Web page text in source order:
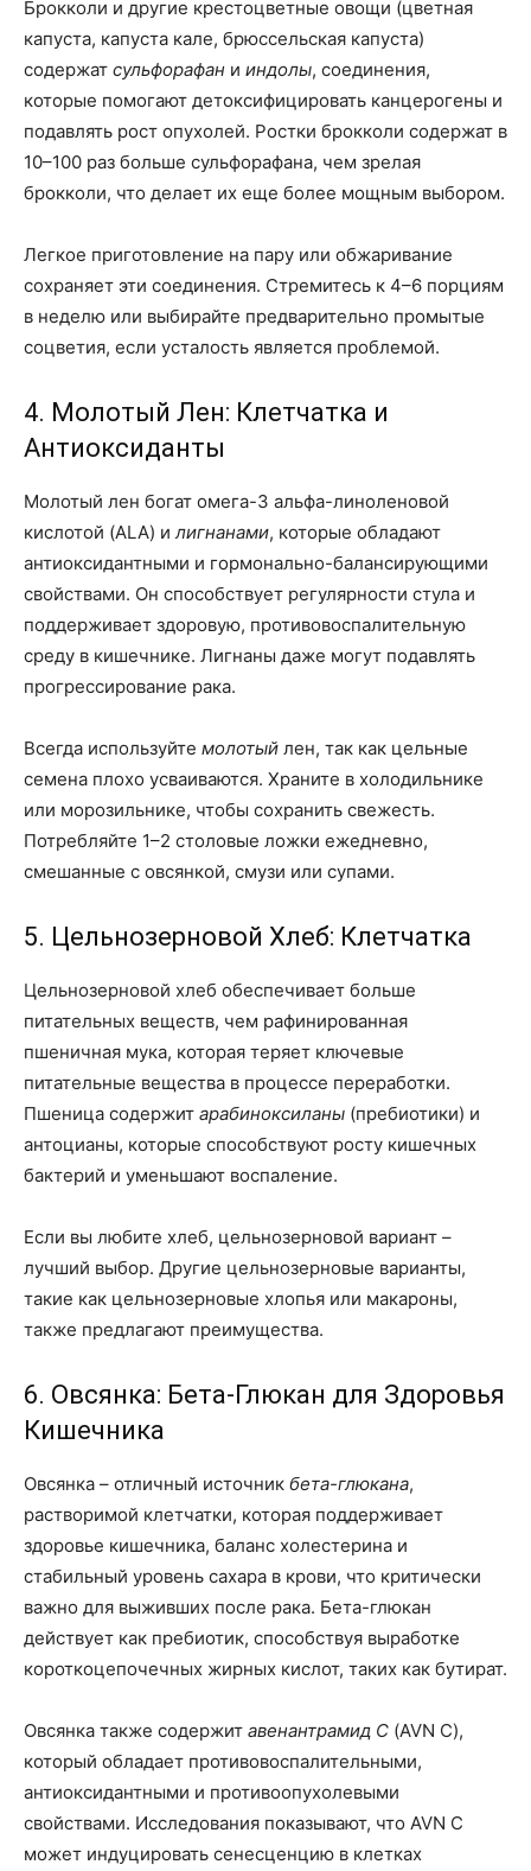
Брокколи и другие крестоцветные овощи (цветная
капуста, капуста кале, брюссельская капуста)
содержат сульфорафан и индолы, соединения,
которые помогают детоксифицировать канцерогены и
подавлять рост опухолей. Ростки брокколи содержат в
10–100 раз больше сульфорафана, чем зрелая
брокколи, что делает их еще более мощным выбором.
Легкое приготовление на пару или обжаривание
сохраняет эти соединения. Стремитесь к 4–6 порциям
в неделю или выбирайте предварительно промытые
соцветия, если усталость является проблемой.
4. Молотый Лен: Клетчатка и
Антиоксиданты
Молотый лен богат омега-3 альфа-линоленовой
кислотой (ALA) и лигнанами, которые обладают
антиоксидантными и гормонально-балансирующими
свойствами. Он способствует регулярности стула и
поддерживает здоровую, противовоспалительную
среду в кишечнике. Лигнаны даже могут подавлять
прогрессирование рака.
Всегда используйте молотый лен, так как цельные
семена плохо усваиваются. Храните в холодильнике
или морозильнике, чтобы сохранить свежесть.
Потребляйте 1–2 столовые ложки ежедневно,
смешанные с овсянкой, смузи или супами.
5. Цельнозерновой Хлеб: Клетчатка
Цельнозерновой хлеб обеспечивает больше
питательных веществ, чем рафинированная
пшеничная мука, которая теряет ключевые
питательные вещества в процессе переработки.
Пшеница содержит арабиноксиланы (пребиотики) и
антоцианы, которые способствуют росту кишечных
бактерий и уменьшают воспаление.
Если вы любите хлеб, цельнозерновой вариант –
лучший выбор. Другие цельнозерновые варианты,
такие как цельнозерновые хлопья или макароны,
также предлагают преимущества.
6. Овсянка: Бета-Глюкан для Здоровья
Кишечника
Овсянка – отличный источник бета-глюкана,
растворимой клетчатки, которая поддерживает
здоровье кишечника, баланс холестерина и
стабильный уровень сахара в крови, что критически
важно для выживших после рака. Бета-глюкан
действует как пребиотик, способствуя выработке
короткоцепочечных жирных кислот, таких как бутират.
Овсянка также содержит авенантрамид С (AVN C),
который обладает противовоспалительными,
антиоксидантными и противоопухолевыми
свойствами. Исследования показывают, что AVN C
может индуцировать сенесценцию в клетках